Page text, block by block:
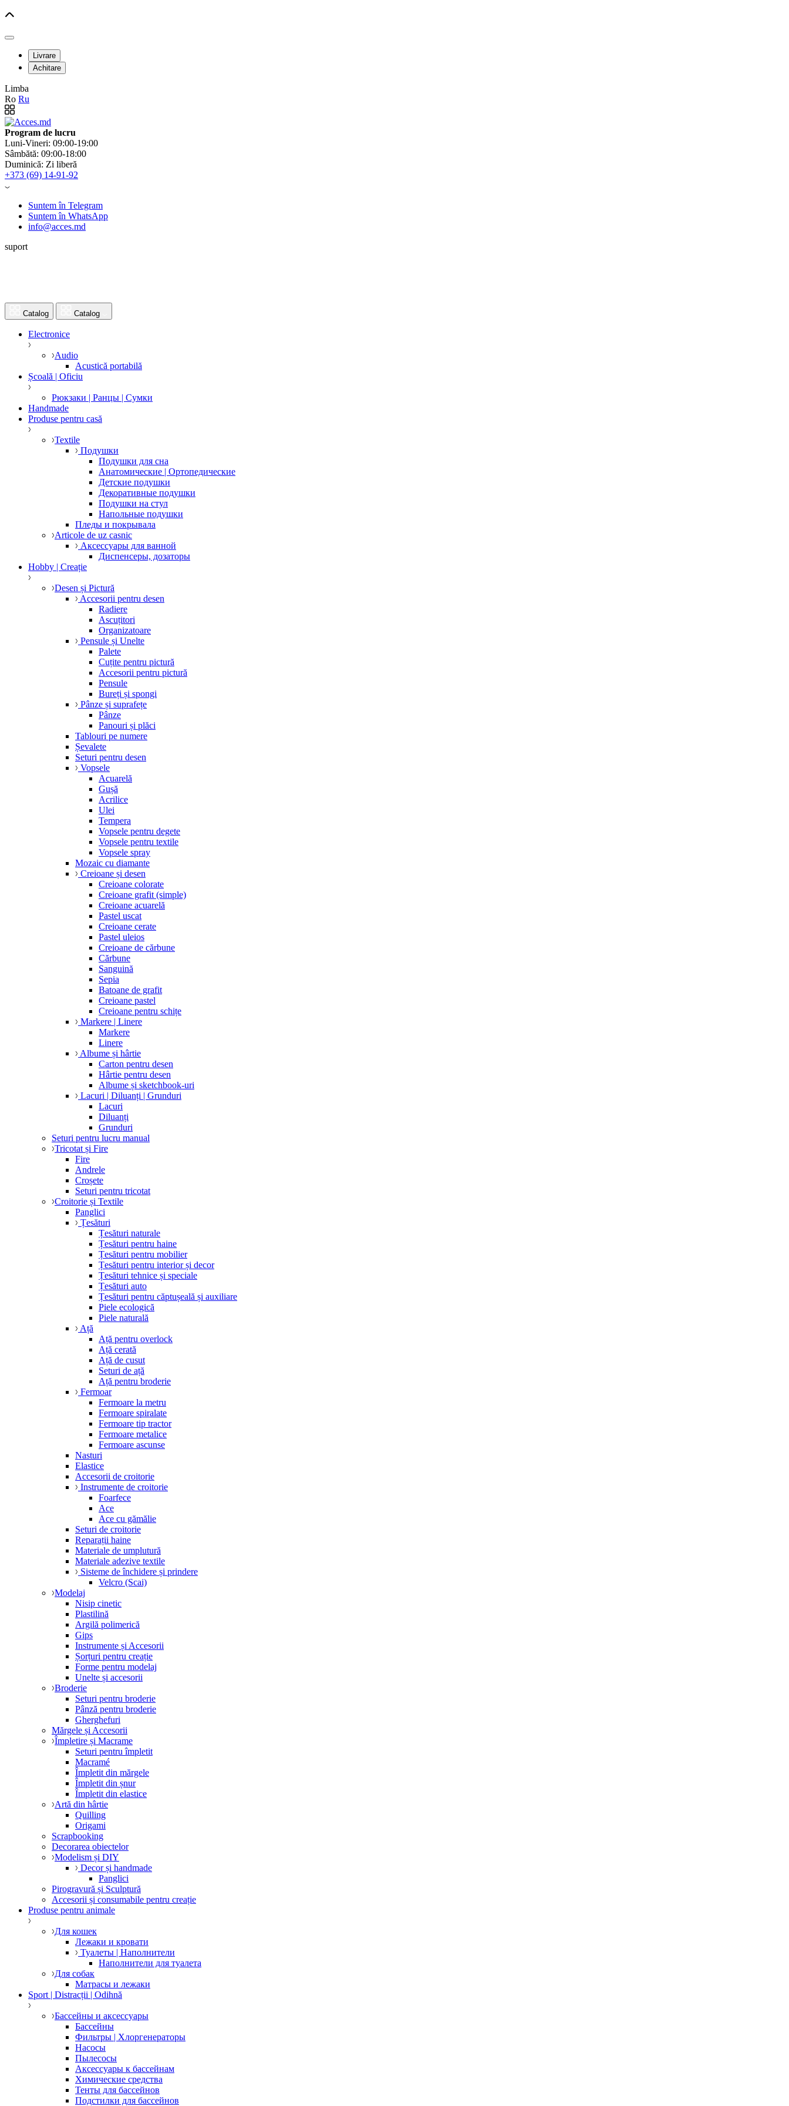
Livrare
Achitare
Limba
Ro Ru
Program de lucru
Luni-Vineri: 09:00-19:00
Sâmbătă: 09:00-18:00
Duminică: Zi liberă
+373 (69) 14-91-92
Suntem în Telegram
Suntem în WhatsApp
info@acces.md
suport
Catalog Catalog
Electronice
Audio
Acustică portabilă
Școală | Oficiu
Рюкзаки | Ранцы | Сумки
Handmade
Produse pentru casă
Textile
Подушки
Подушки для сна
Анатомические | Ортопедические
Детские подушки
Декоративные подушки
Подушки на стул
Напольные подушки
Пледы и покрывала
Articole de uz casnic
Аксессуары для ванной
Диспенсеры, дозаторы
Hobby | Creație
Desen și Pictură
Accesorii pentru desen
Radiere
Ascuțitori
Organizatoare
Pensule și Unelte
Palete
Cuțite pentru pictură
Accesorii pentru pictură
Pensule
Bureți și spongi
Pânze și suprafețe
Pânze
Panouri și plăci
Tablouri pe numere
Șevalete
Seturi pentru desen
Vopsele
Acuarelă
Gușă
Acrilice
Ulei
Tempera
Vopsele pentru degete
Vopsele pentru textile
Vopsele spray
Mozaic cu diamante
Creioane și desen
Creioane colorate
Creioane grafit (simple)
Creioane acuarelă
Pastel uscat
Creioane cerate
Pastel uleios
Creioane de cărbune
Cărbune
Sanguină
Sepia
Batoane de grafit
Creioane pastel
Creioane pentru schițe
Markere | Linere
Markere
Linere
Albume și hârtie
Carton pentru desen
Hârtie pentru desen
Albume și sketchbook-uri
Lacuri | Diluanți | Grunduri
Lacuri
Diluanți
Grunduri
Seturi pentru lucru manual
Tricotat și Fire
Fire
Andrele
Croșete
Seturi pentru tricotat
Croitorie și Textile
Panglici
Țesături
Țesături naturale
Țesături pentru haine
Țesături pentru mobilier
Țesături pentru interior și decor
Țesături tehnice și speciale
Țesături auto
Țesături pentru căptușeală și auxiliare
Piele ecologică
Piele naturală
Ață
Ață pentru overlock
Ață cerată
Ață de cusut
Seturi de ață
Ață pentru broderie
Fermoar
Fermoare la metru
Fermoare spiralate
Fermoare tip tractor
Fermoare metalice
Fermoare ascunse
Nasturi
Elastice
Accesorii de croitorie
Instrumente de croitorie
Foarfece
Ace
Ace cu gămălie
Seturi de croitorie
Reparații haine
Materiale de umplutură
Materiale adezive textile
Sisteme de închidere și prindere
Velcro (Scai)
Modelaj
Nisip cinetic
Plastilină
Argilă polimerică
Gips
Instrumente și Accesorii
Șorțuri pentru creație
Forme pentru modelaj
Unelte și accesorii
Broderie
Seturi pentru broderie
Pânză pentru broderie
Gherghefuri
Mărgele și Accesorii
Împletire și Macrame
Seturi pentru împletit
Macramé
Împletit din mărgele
Împletit din șnur
Împletit din elastice
Artă din hârtie
Quilling
Origami
Scrapbooking
Decorarea obiectelor
Modelism și DIY
Decor și handmade
Panglici
Pirogravură și Sculptură
Accesorii și consumabile pentru creație
Produse pentru animale
Для кошек
Лежаки и кровати
Туалеты | Наполнители
Наполнители для туалета
Для собак
Матрасы и лежаки
Sport | Distracții | Odihnă
Бассейны и аксессуары
Бассейны
Фильтры | Хлоргенераторы
Насосы
Пылесосы
Аксессуары к бассейнам
Химические средства
Тенты для бассейнов
Подстилки для бассейнов